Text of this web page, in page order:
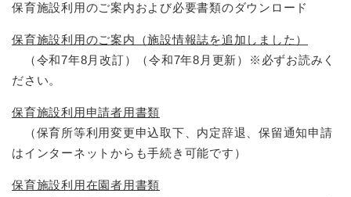
保育施設利用のご案内および必要書類のダウンロード
保育施設利用のご案内（施設情報誌を追加しました）
（令和7年8月改訂）（令和7年8月更新）※必ずお読みく
ださい。
保育施設利用申請者用書類
（保育所等利用変更申込取下、内定辞退、保留通知申請
はインターネットからも手続き可能です）
保育施設利用在園者用書類